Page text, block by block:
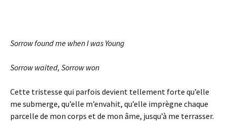
Sorrow found me when I was Young
Sorrow waited, Sorrow won
Cette tristesse qui parfois devient tellement forte qu’elle
me submerge, qu’elle m’envahit, qu’elle imprègne chaque
parcelle de mon corps et de mon âme, jusqu’à me terrasser.